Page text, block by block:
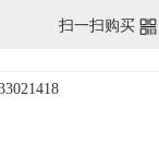
扫一扫购买